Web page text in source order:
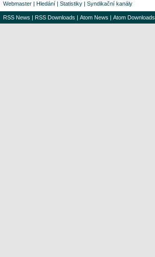
Webmaster | Hledání | Statistiky | Syndikační kanály
RSS News | RSS Downloads | Atom News | Atom Downloads